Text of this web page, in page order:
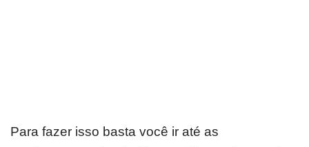
Para fazer isso basta você ir até as